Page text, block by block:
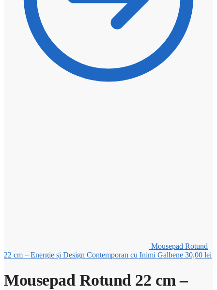
Mousepad Rotund
22 cm – Energie și Design Contemporan cu Inimi Galbene 30,00 lei
Mousepad Rotund 22 cm –